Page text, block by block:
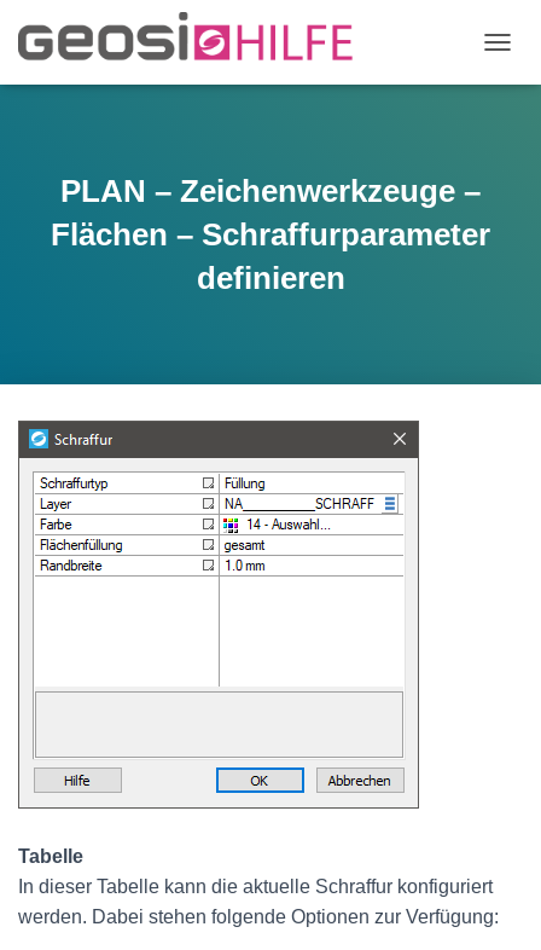
A
H
PLAN – Zeichenwerkzeuge –
Flächen – Schraffurparameter
definieren
Tabelle
In dieser Tabelle kann die aktuelle Schraffur konfiguriert
werden. Dabei stehen folgende Optionen zur Verfügung: